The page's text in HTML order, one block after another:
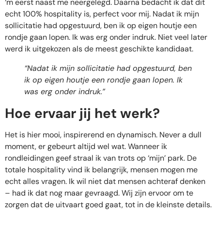
‘m eerst naast me neergelegd. Daarna bedacht ik dat dit
echt 100% hospitality is, perfect voor mij. Nadat ik mijn
sollicitatie had opgestuurd, ben ik op eigen houtje een
rondje gaan lopen. Ik was erg onder indruk. Niet veel later
werd ik uitgekozen als de meest geschikte kandidaat.
“Nadat ik mijn sollicitatie had opgestuurd, ben
ik op eigen houtje een rondje gaan lopen. Ik
was erg onder indruk.”
Hoe ervaar jij het werk?
Het is hier mooi, inspirerend en dynamisch. Never a dull
moment, er gebeurt altijd wel wat. Wanneer ik
rondleidingen geef straal ik van trots op ‘mijn’ park. De
totale hospitality vind ik belangrijk, mensen mogen me
echt alles vragen. Ik wil niet dat mensen achteraf denken
– had ik dat nog maar gevraagd. Wij zijn ervoor om te
zorgen dat de uitvaart goed gaat, tot in de kleinste details.